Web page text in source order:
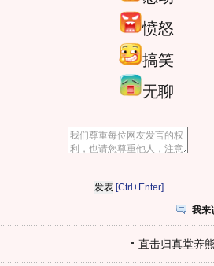
愤怒
搞笑
无聊
[Ctrl+Enter]
我来
直击归真堂养